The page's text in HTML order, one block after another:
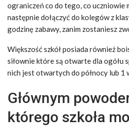
ograniczeń co do tego, co uczniowie
następnie dołączyć do kolegów z
godzinę zabawy, zanim zostaniesz
Większość szkół posiada również
siłownie które są otwarte dla ogółu
nich jest otwartych do północy lub 1
Głównym
którego szkoła